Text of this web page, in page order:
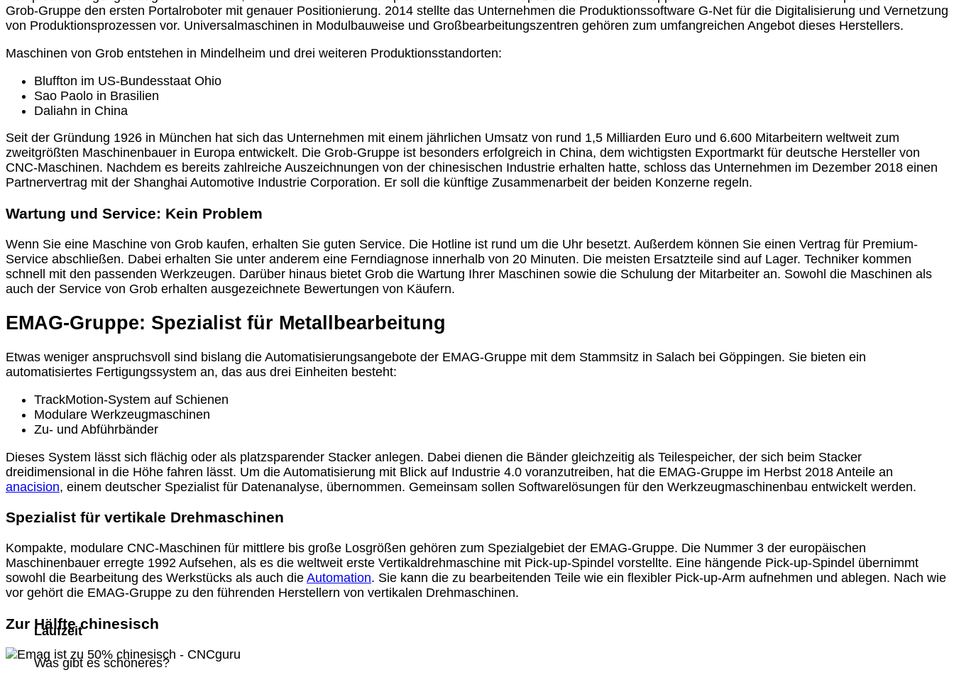
Laufzeit
Was gibt es schöneres?
Grob-Gruppe den ersten Portalroboter mit genauer Positionierung. 2014 stellte das Unternehmen die Produktionssoftware G-Net für die Digitalisierung und Vernetzung
von Produktionsprozessen vor. Universalmaschinen in Modulbauweise und Großbearbeitungszentren gehören zum umfangreichen Angebot dieses Herstellers.
Maschinen von Grob entstehen in Mindelheim und drei weiteren Produktionsstandorten:
Bluffton im US-Bundesstaat Ohio
Sao Paolo in Brasilien
Daliahn in China
Seit der Gründung 1926 in München hat sich das Unternehmen mit einem jährlichen Umsatz von rund 1,5 Milliarden Euro und 6.600 Mitarbeitern weltweit zum
zweitgrößten Maschinenbauer in Europa entwickelt. Die Grob-Gruppe ist besonders erfolgreich in China, dem wichtigsten Exportmarkt für deutsche Hersteller von
CNC-Maschinen. Nachdem es bereits zahlreiche Auszeichnungen von der chinesischen Industrie erhalten hatte, schloss das Unternehmen im Dezember 2018 einen
Partnervertrag mit der Shanghai Automotive Industrie Corporation. Er soll die künftige Zusammenarbeit der beiden Konzerne regeln.
Wartung und Service: Kein Problem
Wenn Sie eine Maschine von Grob kaufen, erhalten Sie guten Service. Die Hotline ist rund um die Uhr besetzt. Außerdem können Sie einen Vertrag für Premium-
Service abschließen. Dabei erhalten Sie unter anderem eine Ferndiagnose innerhalb von 20 Minuten. Die meisten Ersatzteile sind auf Lager. Techniker kommen
schnell mit den passenden Werkzeugen. Darüber hinaus bietet Grob die Wartung Ihrer Maschinen sowie die Schulung der Mitarbeiter an. Sowohl die Maschinen als
auch der Service von Grob erhalten ausgezeichnete Bewertungen von Käufern.
EMAG-Gruppe: Spezialist für Metallbearbeitung
Etwas weniger anspruchsvoll sind bislang die Automatisierungsangebote der EMAG-Gruppe mit dem Stammsitz in Salach bei Göppingen. Sie bieten ein
automatisiertes Fertigungssystem an, das aus drei Einheiten besteht:
TrackMotion-System auf Schienen
Modulare Werkzeugmaschinen
Zu- und Abführbänder
Dieses System lässt sich flächig oder als platzsparender Stacker anlegen. Dabei dienen die Bänder gleichzeitig als Teilespeicher, der sich beim Stacker
dreidimensional in die Höhe fahren lässt. Um die Automatisierung mit Blick auf Industrie 4.0 voranzutreiben, hat die EMAG-Gruppe im Herbst 2018 Anteile an
anacision, einem deutscher Spezialist für Datenanalyse, übernommen. Gemeinsam sollen Softwarelösungen für den Werkzeugmaschinenbau entwickelt werden.
Spezialist für vertikale Drehmaschinen
Kompakte, modulare CNC-Maschinen für mittlere bis große Losgrößen gehören zum Spezialgebiet der EMAG-Gruppe. Die Nummer 3 der europäischen
Maschinenbauer erregte 1992 Aufsehen, als es die weltweit erste Vertikaldrehmaschine mit Pick-up-Spindel vorstellte. Eine hängende Pick-up-Spindel übernimmt
sowohl die Bearbeitung des Werkstücks als auch die Automation. Sie kann die zu bearbeitenden Teile wie ein flexibler Pick-up-Arm aufnehmen und ablegen. Nach wie
vor gehört die EMAG-Gruppe zu den führenden Herstellern von vertikalen Drehmaschinen.
Zur Hälfte chinesisch